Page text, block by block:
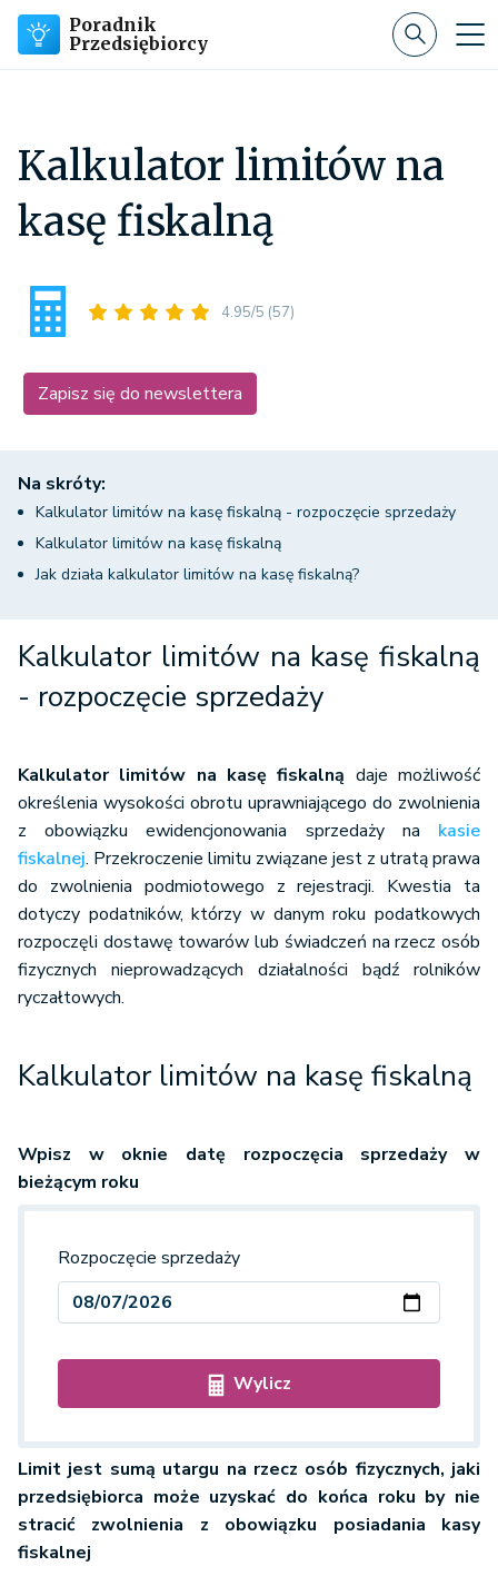
Poradnik
Przedsiębiorcy
Kalkulator limitów na
kasę fiskalną
4.95/5 (57)
Zapisz się do newslettera
Na skróty:
Kalkulator limitów na kasę fiskalną - rozpoczęcie sprzedaży
Kalkulator limitów na kasę fiskalną
Jak działa kalkulator limitów na kasę fiskalną?
Kalkulator limitów na kasę fiskalną
- rozpoczęcie sprzedaży
Kalkulator limitów na kasę fiskalną daje możliwość
określenia wysokości obrotu uprawniającego do zwolnienia
z obowiązku ewidencjonowania sprzedaży na kasie
fiskalnej. Przekroczenie limitu związane jest z utratą prawa
do zwolnienia podmiotowego z rejestracji. Kwestia ta
dotyczy podatników, którzy w danym roku podatkowych
rozpoczęli dostawę towarów lub świadczeń na rzecz osób
fizycznych nieprowadzących działalności bądź rolników
ryczałtowych.
Kalkulator limitów na kasę fiskalną
Wpisz w oknie datę rozpoczęcia sprzedaży w
bieżącym roku
Rozpoczęcie sprzedaży
Wylicz
Limit jest sumą utargu na rzecz osób fizycznych, jaki
przedsiębiorca może uzyskać do końca roku by nie
stracić zwolnienia z obowiązku posiadania kasy
fiskalnej